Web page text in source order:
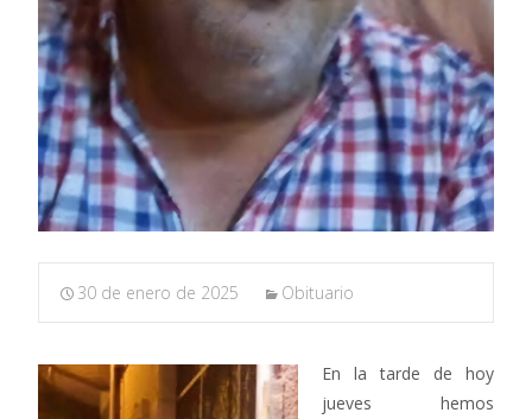
30 de enero de 2025 Obituario
En la tarde de hoy
jueves hemos